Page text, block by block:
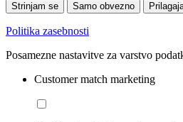
Strinjam se Samo obvezno
Politika zasebnosti
Posamezne nastavitve za varstvo
Customer match marketing